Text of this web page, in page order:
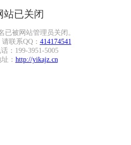
站已关闭
已被网站管理员关闭。
联系QQ： 414174541
：199-3951-5005
： http://yikajz.cn